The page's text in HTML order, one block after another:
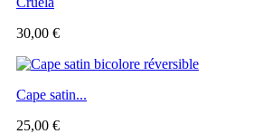
30,00 €
Cape satin...
25,00 €